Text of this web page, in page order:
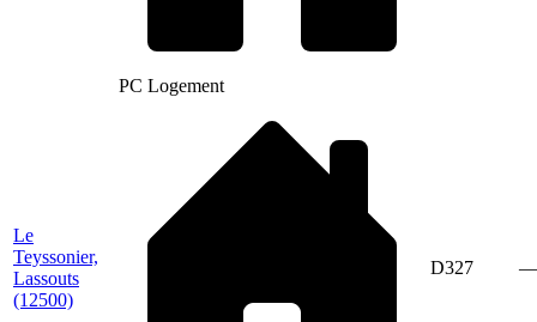
PC Logement
Le
Teyssonier,
Lassouts
(12500)
D327 —